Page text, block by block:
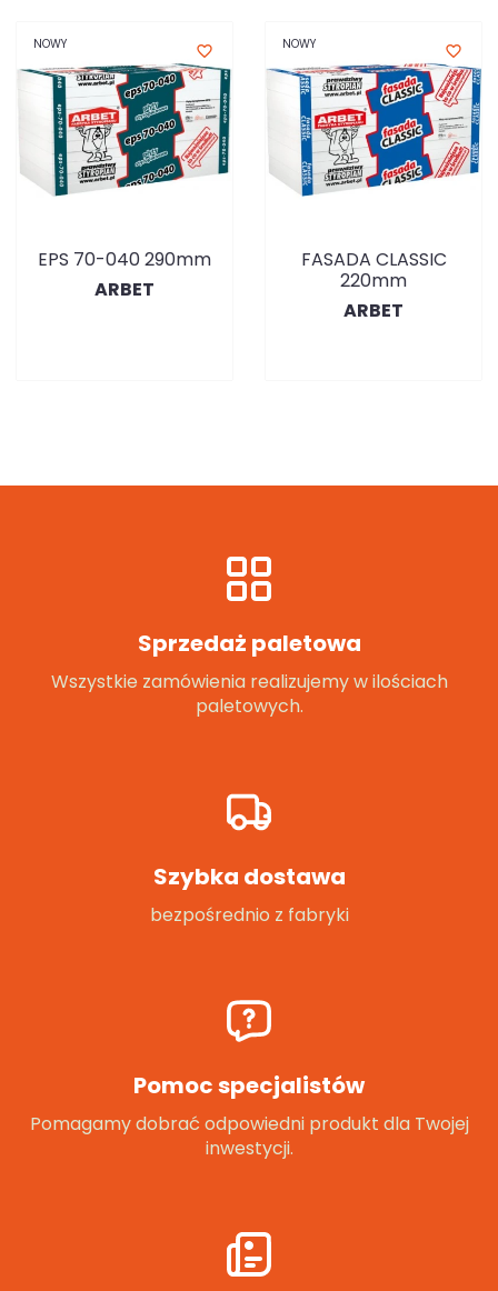
NOWY favorite_border
EPS 70-040 290mm
ARBET
NOWY favorite_border
FASADA CLASSIC
220mm
ARBET
Sprzedaż paletowa
Wszystkie zamówienia realizujemy w ilościach
paletowych.
Szybka dostawa
bezpośrednio z fabryki
Pomoc specjalistów
Pomagamy dobrać odpowiedni produkt dla Twojej
inwestycji.